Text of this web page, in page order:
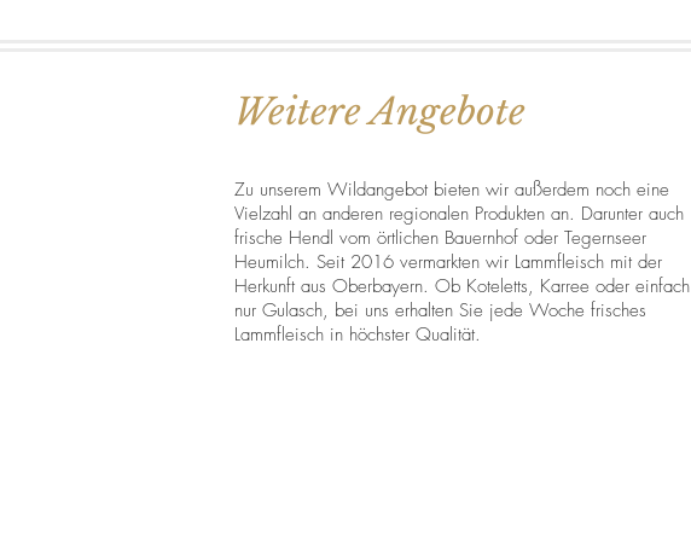
Weitere Angebote
Zu unserem Wildangebot bieten wir außerdem noch eine
Vielzahl an anderen regionalen Produkten an. Darunter auch
frische Hendl vom örtlichen Bauernhof oder Tegernseer
Heumilch. Seit 2016 vermarkten wir Lammfleisch mit der
Herkunft aus Oberbayern. Ob Koteletts, Karree oder einfach
nur Gulasch, bei uns erhalten Sie jede Woche frisches
Lammfleisch in höchster Qualität.